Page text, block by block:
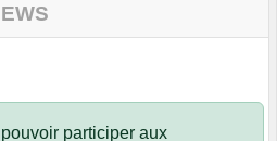
participer aux